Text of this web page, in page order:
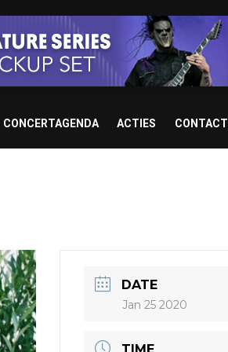
CONCERTAGENDA ACTIES CONTACT
DATE
Jan 25 2020